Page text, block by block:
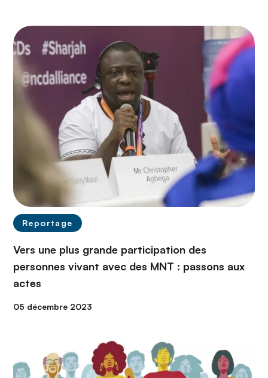
Reportage
Vers une plus grande participation des
personnes vivant avec des MNT : passons aux
actes
05 décembre 2023